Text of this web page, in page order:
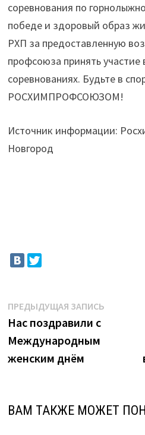
соревнования по
победе и здоровый образ
РХП за предоставленную
профсоюза принять участие
соревнованиях. Будьте в
РОСХИМПРОФСОЮЗОМ!
Источник информации:
Новгород
Навигация
по
записям
ПРЕДЫДУЩАЯ ЗАПИСЬ
Нас поздравили с
Международным
женским днём
ВАМ ТАКЖЕ МОЖЕТ